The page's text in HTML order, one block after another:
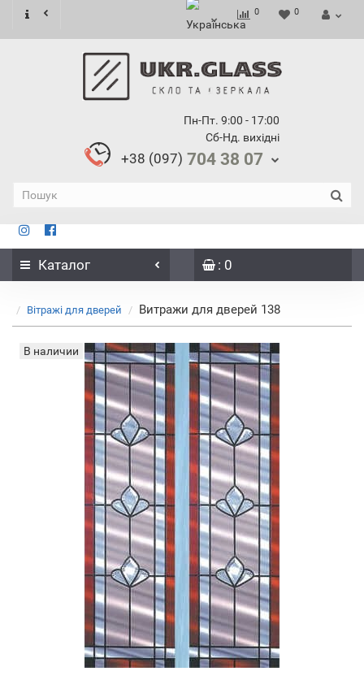
0 0
Пн-Пт. 9:00 - 17:00
Сб-Нд. вихідні
+38 (097) 704 38 07
Каталог : 0
Вітражі для дверей Витражи для дверей 138
В наличии